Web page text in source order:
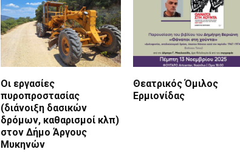
Οι εργασίες
πυροπροστασίας
(διάνοιξη δασικών
δρόμων, καθαρισμοί κλπ)
στον Δήμο Άργους
Μυκηνών
Θεατρικός Όμιλος
Ερμιονίδας